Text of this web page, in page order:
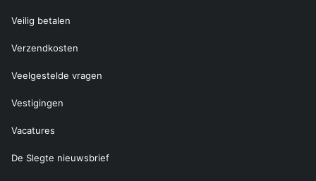
Veilig betalen
Verzendkosten
Veelgestelde vragen
Vestigingen
Vacatures
De Slegte nieuwsbrief